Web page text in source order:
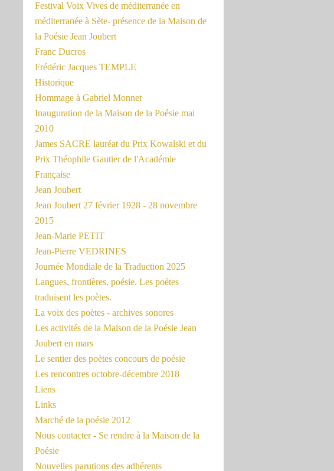
Festival Voix Vives de méditerranée en
méditerranée à Sète- présence de la Maison de
la Poésie Jean Joubert
Franc Ducros
Frédéric Jacques TEMPLE
Historique
Hommage à Gabriel Monnet
Inauguration de la Maison de la Poésie mai
2010
James SACRE lauréat du Prix Kowalski et du
Prix Théophile Gautier de l'Académie
Française
Jean Joubert
Jean Joubert 27 février 1928 - 28 novembre
2015
Jean-Marie PETIT
Jean-Pierre VEDRINES
Journée Mondiale de la Traduction 2025
Langues, frontières, poésie. Les poètes
traduisent les poètes.
La voix des poètes - archives sonores
Les activités de la Maison de la Poésie Jean
Joubert en mars
Le sentier des poètes concours de poésie
Les rencontres octobre-décembre 2018
Liens
Links
Marché de la poésie 2012
Nous contacter - Se rendre à la Maison de la
Poésie
Nouvelles parutions des adhérents